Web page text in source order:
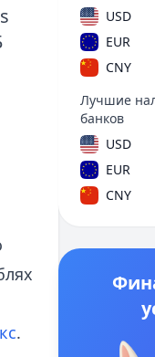
.
USD
EUR
CNY
Лучшие
банков
USD
EUR
CNY